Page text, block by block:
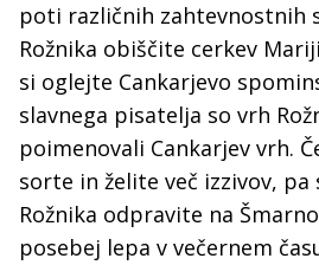
poti različnih zahtevnostnih
Rožnika obiščite cerkev
si oglejte Cankarjevo
slavnega pisatelja so vrh
poimenovali Cankarjev vrh.
sorte in želite več izzivov, pa
Rožnika odpravite na
posebej lepa v večernem